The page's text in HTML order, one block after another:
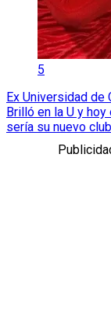
5
Ex Universidad de
Brilló en la U y
sería su nuevo club